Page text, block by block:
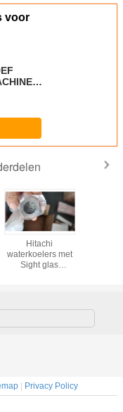
voor
Hitachi
waterkoelers met
Sight glas
| Privacy Policy